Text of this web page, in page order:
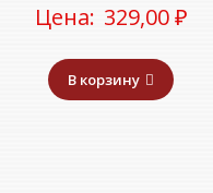
Цена: 329,00₽
В корзину